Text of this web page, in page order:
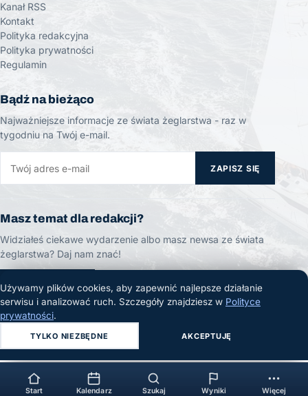
Kanał RSS
Kontakt
Polityka redakcyjna
Polityka prywatności
Regulamin
Bądź na bieżąco
Najważniejsze informacje ze świata żeglarstwa - raz w
tygodniu na Twój e-mail.
ZAPISZ SIĘ
Masz temat dla redakcji?
Widziałeś ciekawe wydarzenie albo masz newsa ze świata
żeglarstwa? Daj nam znać!
ZGŁOŚ TEMAT
© 2026 Żeglarski.info. Wszelkie prawa zastrzeżone.
Używamy plików cookies, aby zapewnić najlepsze działanie
serwisu i analizować ruch. Szczegóły znajdziesz w Polityce
prywatności.
TYLKO NIEZBĘDNE AKCEPTUJĘ
Start Kalendarz Szukaj Wyniki Więcej